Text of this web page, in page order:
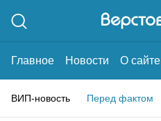
Главное Новости О сайте
ВИП-новость Перед фактом